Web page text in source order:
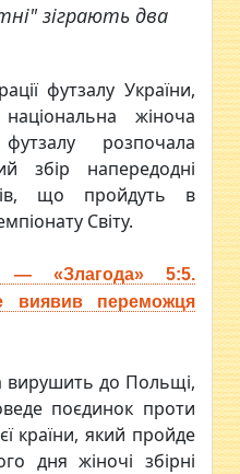
зіграють два
футзалу України,
жіноча
розпочала
збір напередодні
що пройдуть в
Світу.
— «Злагода» 5:5.
виявив переможця
вирушить до Польщі,
поєдинок проти
країни, який пройде
дня жіночі збірні